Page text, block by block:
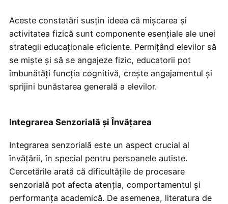
Aceste constatări susțin ideea că mișcarea și
activitatea fizică sunt componente esențiale ale unei
strategii educaționale eficiente. Permițând elevilor să
se miște și să se angajeze fizic, educatorii pot
îmbunătăți funcția cognitivă, crește angajamentul și
sprijini bunăstarea generală a elevilor.
Integrarea Senzorială și Învățarea
Integrarea senzorială este un aspect crucial al
învățării, în special pentru persoanele autiste.
Cercetările arată că dificultățile de procesare
senzorială pot afecta atenția, comportamentul și
performanța academică. De asemenea, literatura de